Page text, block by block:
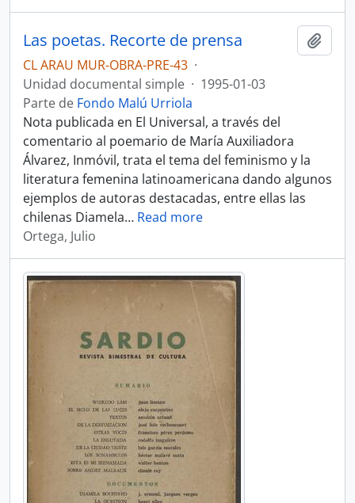
Las poetas. Recorte de prensa
CL ARAU MUR-OBRA-PRE-43 ·
Unidad documental simple · 1995-01-03
Parte de Fondo Malú Urriola
Nota publicada en El Universal, a través del
comentario al poemario de María Auxiliadora
Álvarez, Inmóvil, trata el tema del feminismo y la
literatura femenina latinoamericana dando algunos
ejemplos de autoras destacadas, entre ellas las
chilenas Diamela… Read more
Ortega, Julio